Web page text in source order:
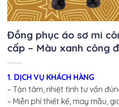
Đồng phục áo sơ mi
cấp – Màu xanh công
1. DỊCH VỤ KHÁCH HÀNG
– Tận tâm, nhiệt tình tư vấn
– Miễn phí thiết kế, may mẫu,